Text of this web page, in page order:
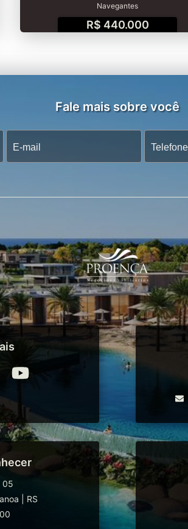
Navegantes
R$ 440.000
Fale mais sobre você
05
RS